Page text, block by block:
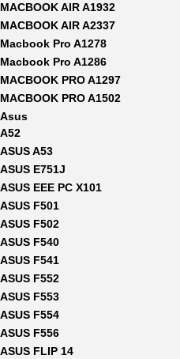
MACBOOK AIR A1932
MACBOOK AIR A2337
Macbook Pro A1278
Macbook Pro A1286
MACBOOK PRO A1297
MACBOOK PRO A1502
Asus
A52
ASUS A53
ASUS E751J
ASUS EEE PC X101
ASUS F501
ASUS F502
ASUS F540
ASUS F541
ASUS F552
ASUS F553
ASUS F554
ASUS F556
ASUS FLIP 14